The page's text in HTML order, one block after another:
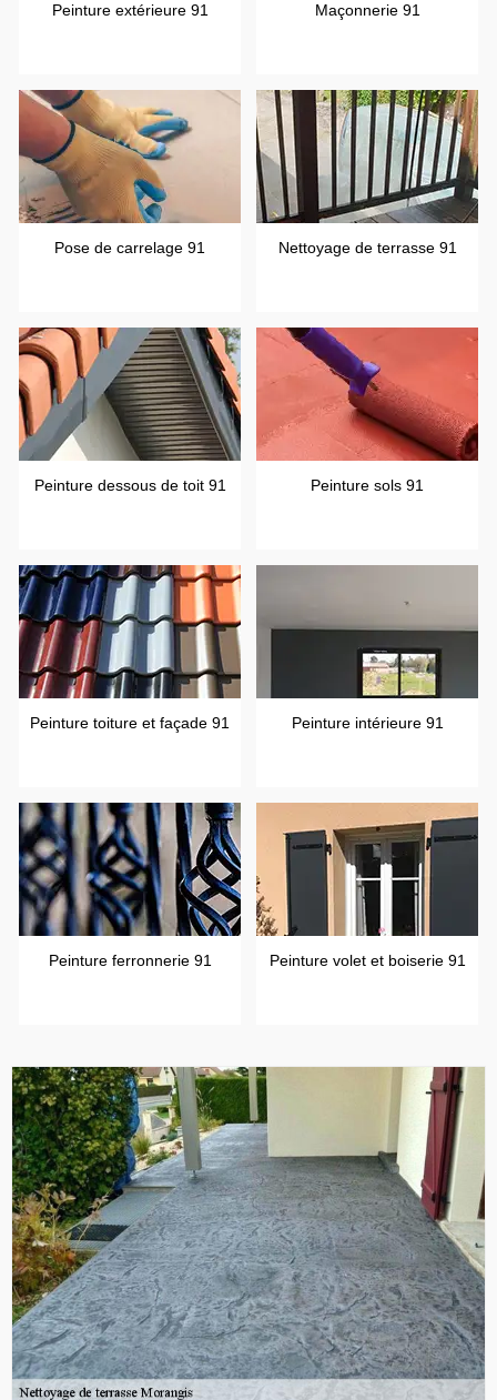
Peinture extérieure 91 Maçonnerie 91
Pose de carrelage 91 Nettoyage de terrasse 91
Peinture dessous de toit 91 Peinture sols 91
Peinture toiture et façade 91 Peinture intérieure 91
Peinture ferronnerie 91 Peinture volet et boiserie 91